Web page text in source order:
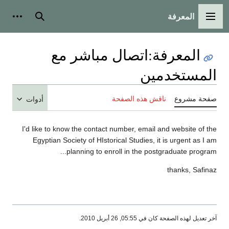
القائمة الرئيسية
المعرفة بحث
المعرفة:اتصال مباشر مع
المستخدمين
صفحة مشروع ناقش هذه الصفحة أدوات
I'd like to know the contact number, email and website of the
Egyptian Society of HIstorical Studies, it is urgent as I am
planning to enroll in the postgraduate program...
thanks, Safinaz
آخر تعديل لهذه الصفحة كان في 05:55, 26 أبريل 2010.